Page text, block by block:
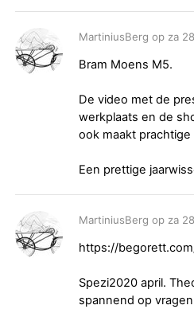
MartiniusBerg op za
Bram Moens M5.
De video met de
werkplaats en de
ook maakt
Een prettige
MartiniusBerg op za
https://
Spezi2020 april.
spannend op